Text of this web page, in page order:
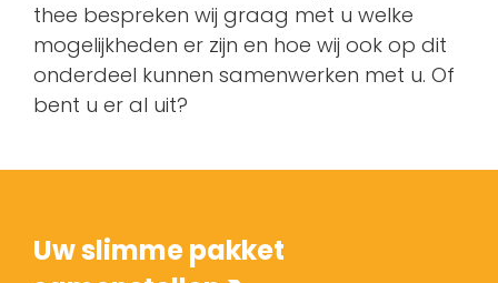
thee bespreken wij graag met u welke
mogelijkheden er zijn en hoe wij ook op dit
onderdeel kunnen samenwerken met u. Of
bent u er al uit?
Uw slimme pakket